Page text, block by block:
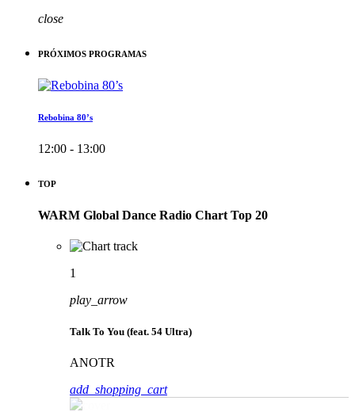
close
PRÓXIMOS PROGRAMAS
Rebobina 80’s
12:00 - 13:00
TOP
WARM Global Dance Radio Chart Top 20
1
play_arrow
Talk To You (feat. 54 Ultra)
ANOTR
add_shopping_cart